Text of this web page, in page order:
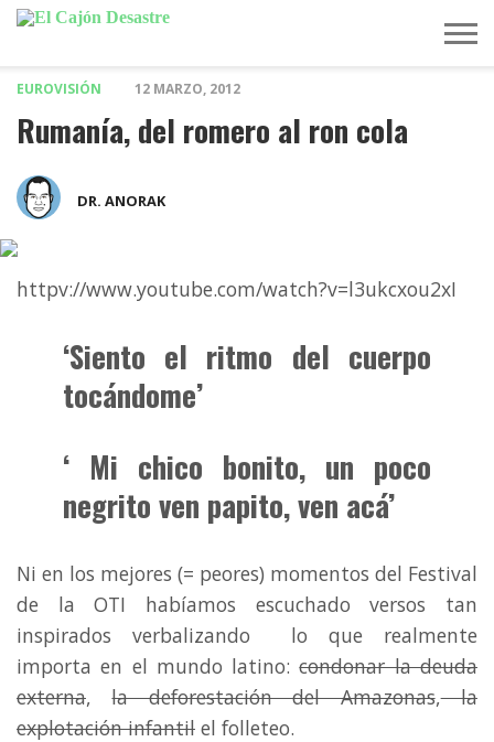
EUROVISIÓN 12 MARZO, 2012
Rumanía, del romero al ron cola
DR. ANORAK
httpv://www.youtube.com/watch?v=l3ukcxou2xI
‘Siento el ritmo del cuerpo
tocándome’
‘ Mi chico bonito, un poco
negrito ven papito, ven acá’
Ni en los mejores (= peores) momentos del Festival
de la OTI habíamos escuchado versos tan
inspirados verbalizando lo que realmente
importa en el mundo latino:condonar la deuda
externa,la deforestación del Amazonas,la
explotación infantil el folleteo.